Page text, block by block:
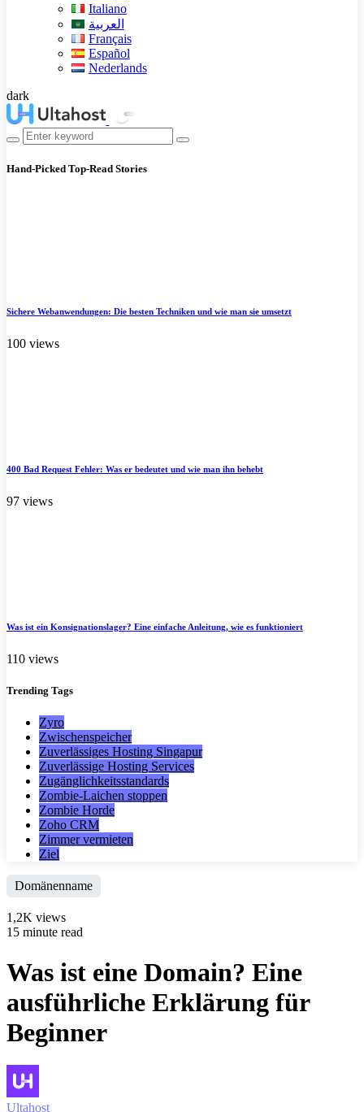
Italiano
العربية
Français
Español
Nederlands
dark
Hand-Picked Top-Read Stories
Sichere Webanwendungen: Die besten Techniken und wie man sie umsetzt
100 views
400 Bad Request Fehler: Was er bedeutet und wie man ihn behebt
97 views
Was ist ein Konsignationslager? Eine einfache Anleitung, wie es funktioniert
110 views
Trending Tags
Zyro
Zwischenspeicher
Zuverlässiges Hosting Singapur
Zuverlässige Hosting Services
Zugänglichkeitsstandards
Zombie-Laichen stoppen
Zombie Horde
Zoho CRM
Zimmer vermieten
Ziel
Domänenname
1,2K views
15 minute read
Was ist eine Domain? Eine
ausführliche Erklärung für
Beginner
Ultahost